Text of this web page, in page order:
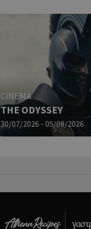
CINEMA
THE ODYSSEY
30/07/2026 - 05/08/2026
την
που
για ένα
είναι
ο
ένα καλό
σελίδων.
είναι το
push down
να
τη χρήση του